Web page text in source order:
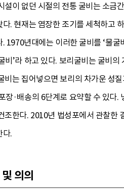
설이 없던 시절의 전통 굴비는 소금
다. 현재는 염장한 조기를 세척하고
. 1970년대에는 이러한 굴비를 ‘물
비’라 하고 있다. 보리굴비는 굴비
비는 집어넣으면 보리의 차가운 성
장·배송의 6단계로 요약할 수 있다.
조한다. 2010년 법성포에서 관찰한
다.
의의